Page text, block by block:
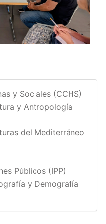
y Sociales (CCHS)
y Antropología
del Mediterráneo
Públicos (IPP)
y Demografía